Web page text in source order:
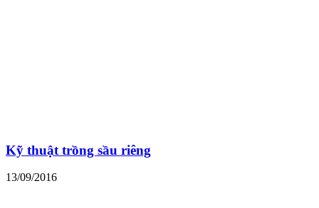
Kỹ thuật trồng sầu riêng
13/09/2016